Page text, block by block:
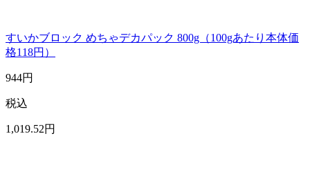
すいかブロック めちゃデカパック 800g（100gあたり本体価
格118円）
944円
税込
1,019.52円